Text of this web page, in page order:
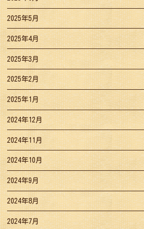
2025年5月
2025年4月
2025年3月
2025年2月
2025年1月
2024年12月
2024年11月
2024年10月
2024年9月
2024年8月
2024年7月